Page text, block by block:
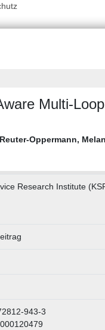
Multi-
Reuter-Oppermann,
Research Institute
943-3